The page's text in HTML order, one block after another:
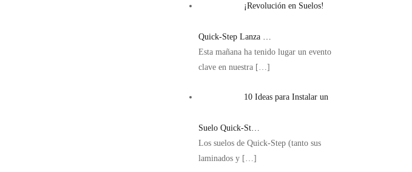
¡Revolución en Suelos!
Quick-Step Lanza …
Esta mañana ha tenido lugar un evento
clave en nuestra […]
10 Ideas para Instalar un
Suelo Quick-St…
Los suelos de Quick-Step (tanto sus
laminados y […]